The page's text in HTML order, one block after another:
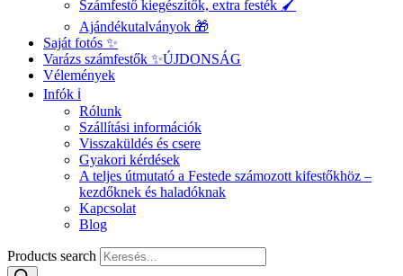
Számfestő kiegészítők, extra festék 🖌️
Ajándékutalványok 🎁
Saját fotós ✨
Varázs számfestők ✨ÚJDONSÁG
Vélemények
Infók ℹ️
Rólunk
Szállítási információk
Visszaküldés és csere
Gyakori kérdések
A teljes útmutató a Festede számozott kifestőkhöz –
kezdőknek és haladóknak
Kapcsolat
Blog
Products search